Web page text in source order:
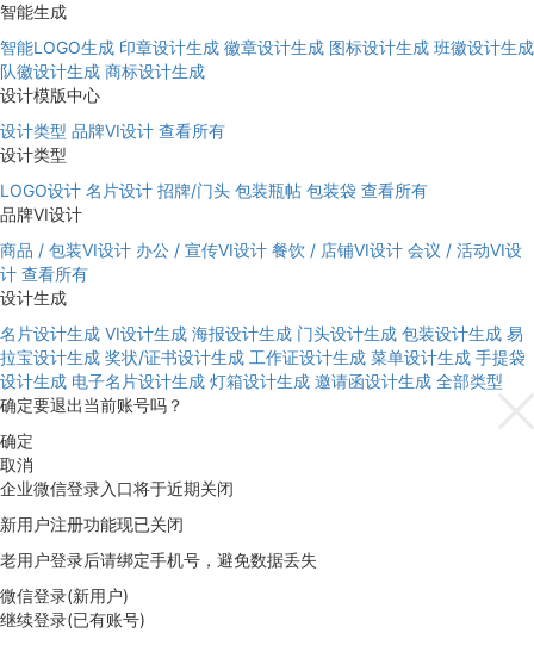
智能生成
智能LOGO生成 印章设计生成 徽章设计生成 图标设计生成 班徽设计生成
队徽设计生成 商标设计生成
设计模版中心
设计类型 品牌VI设计 查看所有
设计类型
LOGO设计 名片设计 招牌/门头 包装瓶帖 包装袋 查看所有
品牌VI设计
商品 / 包装VI设计 办公 / 宣传VI设计 餐饮 / 店铺VI设计 会议 / 活动VI设
计 查看所有
设计生成
名片设计生成 VI设计生成 海报设计生成 门头设计生成 包装设计生成 易
拉宝设计生成 奖状/证书设计生成 工作证设计生成 菜单设计生成 手提袋
设计生成 电子名片设计生成 灯箱设计生成 邀请函设计生成 全部类型
确定要退出当前账号吗？
确定
取消
企业微信登录入口将于近期关闭
新用户注册功能现已关闭
老用户登录后请绑定手机号，避免数据丢失
微信登录(新用户)
继续登录(已有账号)